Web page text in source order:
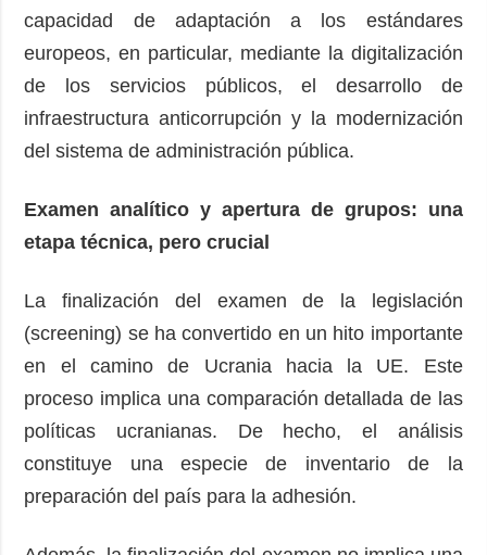
capacidad de adaptación a los estándares
europeos, en particular, mediante la digitalización
de los servicios públicos, el desarrollo de
infraestructura anticorrupción y la modernización
del sistema de administración pública.
Examen analítico y apertura de grupos: una
etapa técnica, pero crucial
La finalización del examen de la legislación
(screening) se ha convertido en un hito importante
en el camino de Ucrania hacia la UE. Este
proceso implica una comparación detallada de las
políticas ucranianas. De hecho, el análisis
constituye una especie de inventario de la
preparación del país para la adhesión.